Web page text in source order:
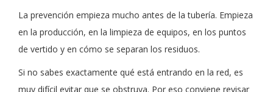
La prevención empieza mucho antes de la tubería. Empieza
en la producción, en la limpieza de equipos, en los puntos
de vertido y en cómo se separan los residuos.
Si no sabes exactamente qué está entrando en la red, es
muy difícil evitar que se obstruya. Por eso conviene revisar